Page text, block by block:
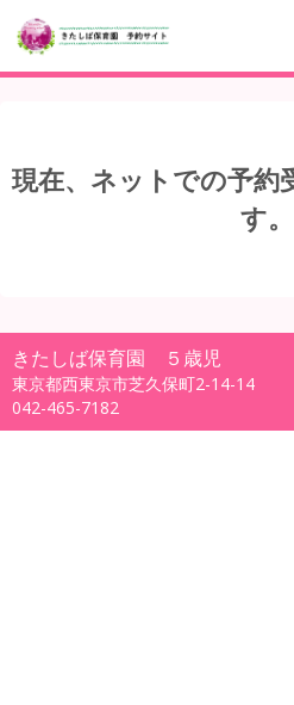
現在、ネットでの予約
す。
きたしば保育園 ５歳児
東京都西東京市芝久保町2-14-14
042-465-7182